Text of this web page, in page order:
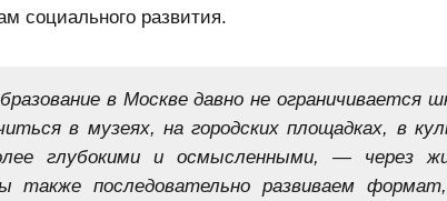
социального развития.
в Москве давно не
в музеях, на городских площадках, в
глубокими и осмысленными, — через
также последовательно развиваем